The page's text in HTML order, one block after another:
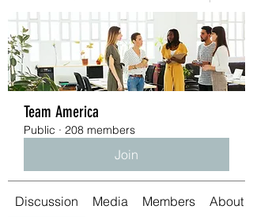
Team America
Public · 208 members
Join
Discussion Media Members About